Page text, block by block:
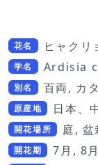
花名 ヒャクリ
学名 Ardisia
別名 百両, カ
原産地 日本、
開花場所 庭, 盆
開花期 7月, 8月